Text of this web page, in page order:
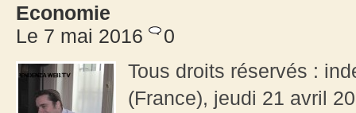
Economie
Le 7 mai 2016
0
Tous droits réservés :
(France), jeudi 21 avril